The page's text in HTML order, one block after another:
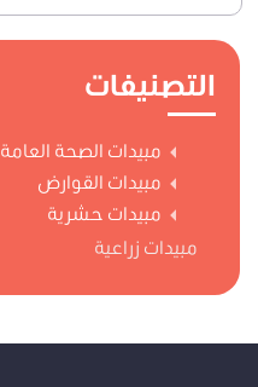
التصنيفات
مبيدات الصحة العامة
مبيدات القوارض
مبيدات حشرية
مبيدات زراعية